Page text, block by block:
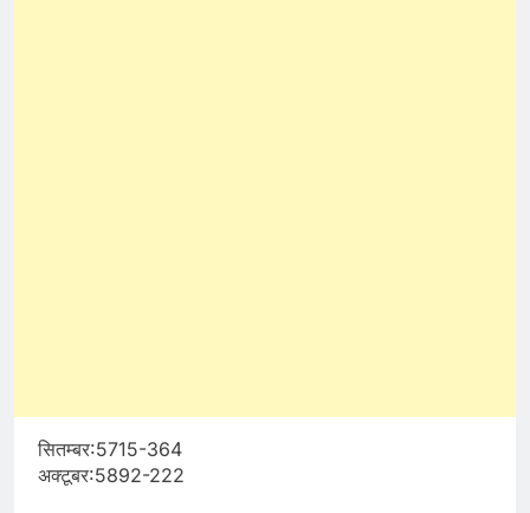
सितम्बर:5715-364
अक्टूबर:5892-222